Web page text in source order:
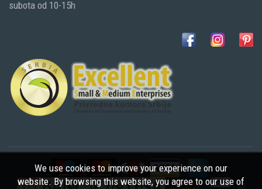
subota od 10-15h
©
We use cookies to improve your experience on our
website. By browsing this website, you agree to our use of